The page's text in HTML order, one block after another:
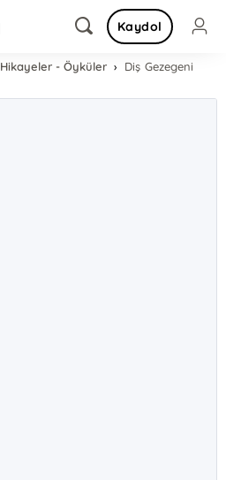
Kaydol
Hikayeler - Öyküler Diş Gezegeni